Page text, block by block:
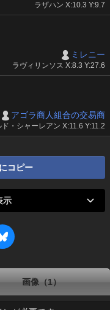
ラザハン X:10.3 Y:9.7
ミレニー
ラヴィリンソス X:8.3 Y:27.6
アゴラ商人組合の交易商
ド・シャーレアン X:11.6 Y:11.2
コピー
示
画像（1）